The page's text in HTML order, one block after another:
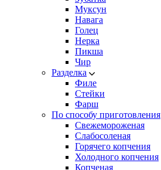
Муксун
Навага
Голец
Нерка
Пикша
Чир
Разделка
Филе
Стейки
Фарш
По способу приготовления
Свежемороженая
Cлабосоленая
Горячего копчения
Холодного копчения
Копченая